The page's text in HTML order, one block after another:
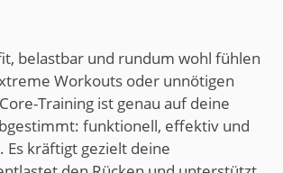
belastbar und rundum wohl fühlen
Workouts oder unnötigen
Training ist genau auf deine
funktionell, effektiv und
Es kräftigt gezielt deine